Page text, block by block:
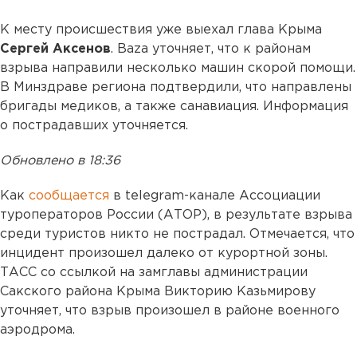
К месту происшествия уже выехал глава Крыма
Сергей Аксенов. Baza уточняет, что к районам
взрыва направили несколько машин скорой помощи.
В Минздраве региона подтвердили, что направлены
бригады медиков, а также санавиация. Информация
о пострадавших уточняется.
Обновлено в 18:36
Как сообщается в telegram-канале Ассоциации
туроператоров России (АТОР), в результате взрыва
среди туристов никто не пострадал. Отмечается, что
инцидент произошел далеко от курортной зоны.
ТАСС со ссылкой на замглавы администрации
Сакского района Крыма Викторию Казьмирову
уточняет, что взрыв произошел в районе военного
аэродрома.